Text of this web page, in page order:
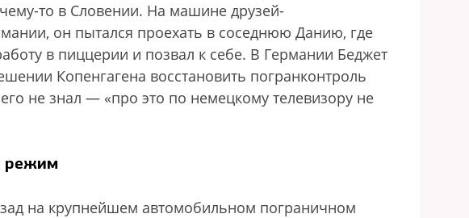
то в Словении. На машине друзей-
он пытался проехать в соседнюю Данию, где
в пиццерии и позвал к себе. В Германии Беджет
Копенгагена восстановить погранконтроль
не знал — «про это по немецкому телевизору не
режим
на крупнейшем автомобильном пограничном